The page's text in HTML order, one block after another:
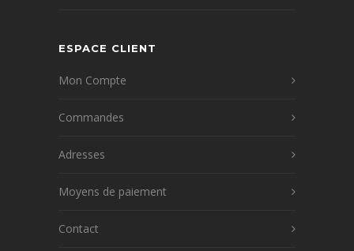
ESPACE CLIENT
Mon Compte
Commandes
Adresses
Moyens de paiement
Contact